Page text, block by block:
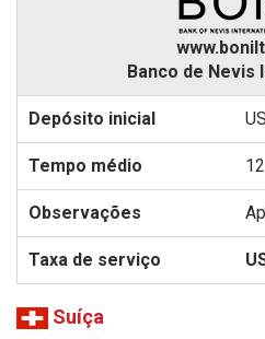
Banco de Nevis
Suíça